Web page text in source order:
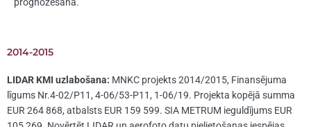
2014-2015
LIDAR KMI uzlabošana: MNKC projekts 2014/2015, Finansējuma
līgums Nr.4-02/P11, 4-06/53-P11, 1-06/19. Projekta kopējā summa
EUR 264 868, atbalsts EUR 159 599. SIA METRUM ieguldījums EUR